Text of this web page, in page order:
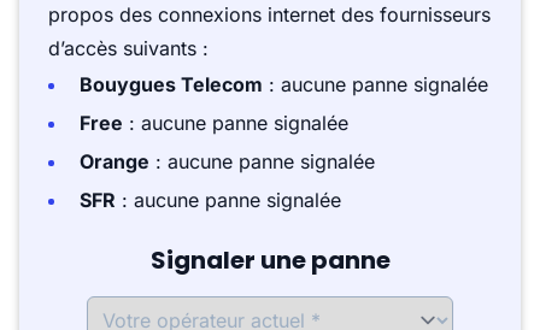
propos des connexions internet des fournisseurs
d’accès suivants :
Bouygues Telecom : aucune panne signalée
Free : aucune panne signalée
Orange : aucune panne signalée
SFR : aucune panne signalée
Signaler une panne